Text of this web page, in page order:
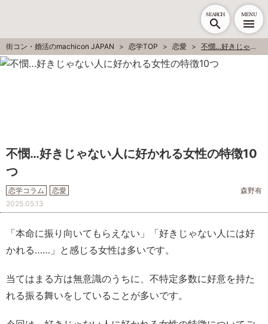
SEARCH MENU
街コン・婚活のmachicon JAPAN 恋学TOP 恋愛 不憫…好きじゃない人に好かれる女性の特徴10つ
不憫…好きじゃない人に好かれる女性の特徴10
つ
恋学コラム 恋愛
森野有
2025.05.13
「本命に振り向いてもらえない」「好きじゃない人には好
かれる……」と感じる女性は多いです。
当てはまる方は無意識のうちに、不特定多数に好意を持た
れる振る舞いをしていることが多いです。